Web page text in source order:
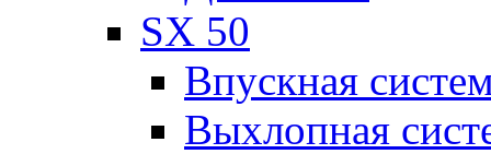
SX 50
Впускная
Выхлопная